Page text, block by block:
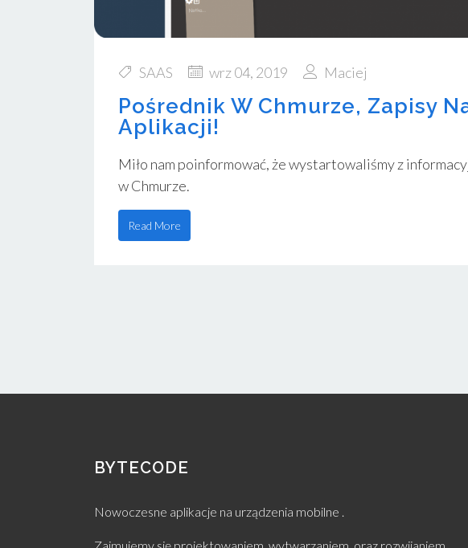
SAAS wrz 04, 2019 Maciej
Pośrednik W Chmurze, Zapisy
Aplikacji!
Miło nam poinformować, że wystartowaliśmy z
w Chmurze.
Read More
BYTECODE
Nowoczesne aplikacje na urządzenia mobilne .